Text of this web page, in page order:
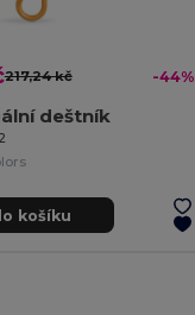
217,24 kč -44%
deštník
košíku